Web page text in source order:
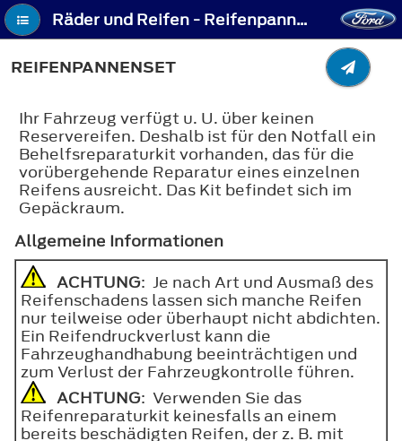
Räder und Reifen - Reifenpannenset
REIFENPANNENSET
Ihr Fahrzeug verfügt u. U. über keinen
Reservereifen. Deshalb ist für den Notfall ein
Behelfsreparaturkit vorhanden, das für die
vorübergehende Reparatur eines einzelnen
Reifens ausreicht. Das Kit befindet sich im
Gepäckraum.
Allgemeine Informationen
ACHTUNG: Je nach Art und Ausmaß des
Reifenschadens lassen sich manche Reifen
nur teilweise oder überhaupt nicht abdichten.
Ein Reifendruckverlust kann die
Fahrzeughandhabung beeinträchtigen und
zum Verlust der Fahrzeugkontrolle führen.
ACHTUNG: Verwenden Sie das
Reifenreparaturkit keinesfalls an einem
bereits beschädigten Reifen, der z. B. mit